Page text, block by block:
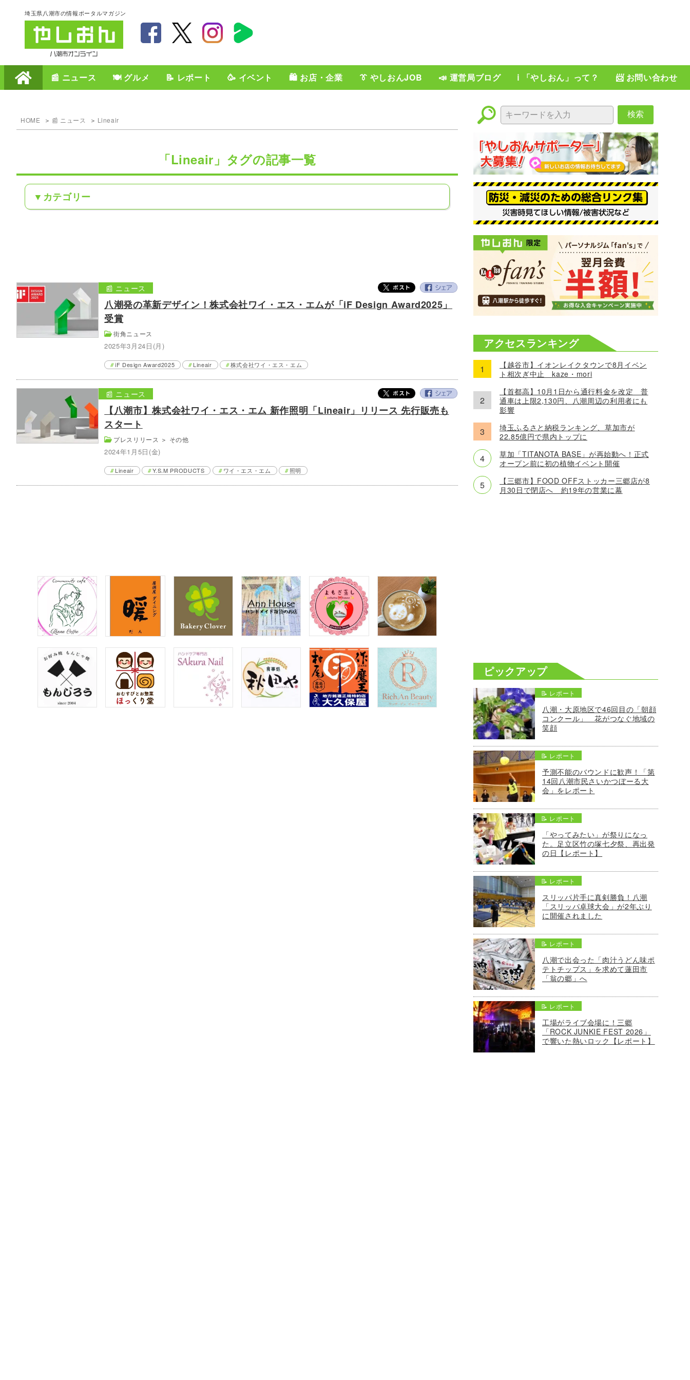
埼玉県八潮市の情報ポータルマガジン
📰 ニュース 🍽️ グルメ 📝 レポート 🥳 イベント 🛍️ お店・企業 👔 やしおんJOB 📣 運営局ブログ ℹ️ 「やしおん」って？ 📨 お問い合わせ
HOME 📰 ニュース Lineair
「Lineair」タグの記事一覧
カテゴリー
八潮発の革新デザイン！株式会社ワイ・エス・エムが「iF Design Award2025」
受賞
街角ニュース
2025年3月24日(月)
📰 ニュース
iF Design Award2025 Lineair 株式会社ワイ・エス・エム
【八潮市】株式会社ワイ・エス・エム 新作照明「Lineair」リリース 先行販売も
スタート
プレスリリース ＞ その他
2024年1月5日(金)
📰 ニュース
Lineair Y.S.M PRODUCTS ワイ・エス・エム 照明
検索
アクセスランキング
【越谷市】イオンレイクタウンで8月イベン
ト相次ぎ中止 kaze・mori
【首都高】10月1日から通行料金を改定 普
通車は上限2,130円、八潮周辺の利用者にも
影響
埼玉ふるさと納税ランキング、草加市が
22.85億円で県内トップに
草加「TITANOTA BASE」が再始動へ！正式
オープン前に初の植物イベント開催
【三郷市】FOOD OFFストッカー三郷店が8
月30日で閉店へ 約19年の営業に幕
ピックアップ
📝 レポート
八潮・大原地区で46回目の「朝顔
コンクール」 花がつなぐ地域の
笑顔
📝 レポート
予測不能のバウンドに歓声！「第
14回八潮市民さいかつぼーる大
会」をレポート
📝 レポート
「やってみたい」が祭りになっ
た。足立区竹の塚七夕祭、再出発
の日【レポート】
📝 レポート
スリッパ片手に真剣勝負！八潮
「スリッパ卓球大会」が2年ぶり
に開催されました
📝 レポート
八潮で出会った「肉汁うどん味ポ
テトチップス」を求めて蓮田市
「翁の郷」へ
📝 レポート
工場がライブ会場に！三郷
「ROCK JUNKIE FEST 2026」
で響いた熱いロック【レポート】